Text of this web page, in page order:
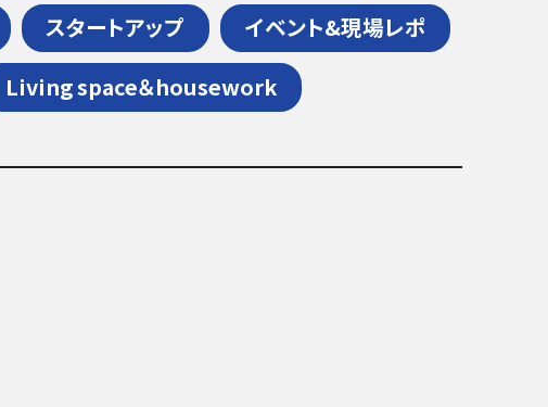
スタートアップ
イベント&現場レポ
Living space＆housework